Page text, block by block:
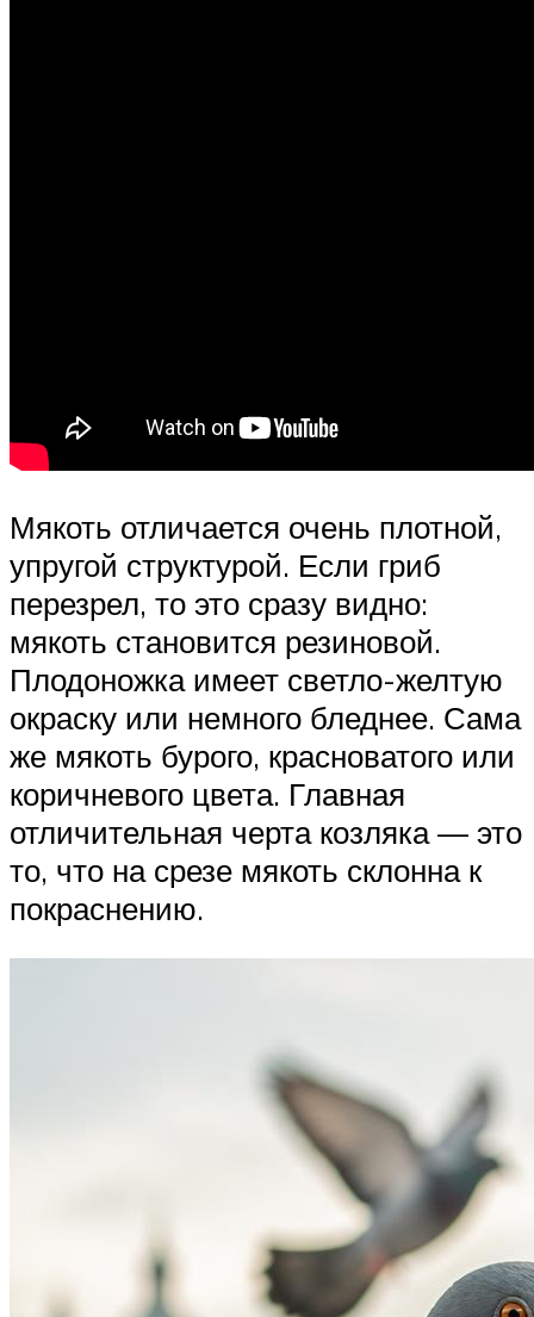
Мякоть отличается очень плотной,
упругой структурой. Если гриб
перезрел, то это сразу видно:
мякоть становится резиновой.
Плодоножка имеет светло-желтую
окраску или немного бледнее. Сама
же мякоть бурого, красноватого или
коричневого цвета. Главная
отличительная черта козляка — это
то, что на срезе мякоть склонна к
покраснению.